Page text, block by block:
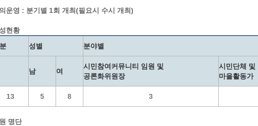
여권민원
정보통신설비 유지보수·관리 제도
시민과의 대화
광명시 시민원탁회의
운영 : 분기별 1회 개최(필요시 수시 개최)
현황
성별 분야별
남 여
시민참여커뮤니티 임원 및
공론화위원장
시민단체 및
마을활동가
13 5 8 3
명단